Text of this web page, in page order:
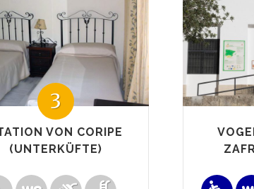
3
VON CORIPE
(UNTERKÜFTE)